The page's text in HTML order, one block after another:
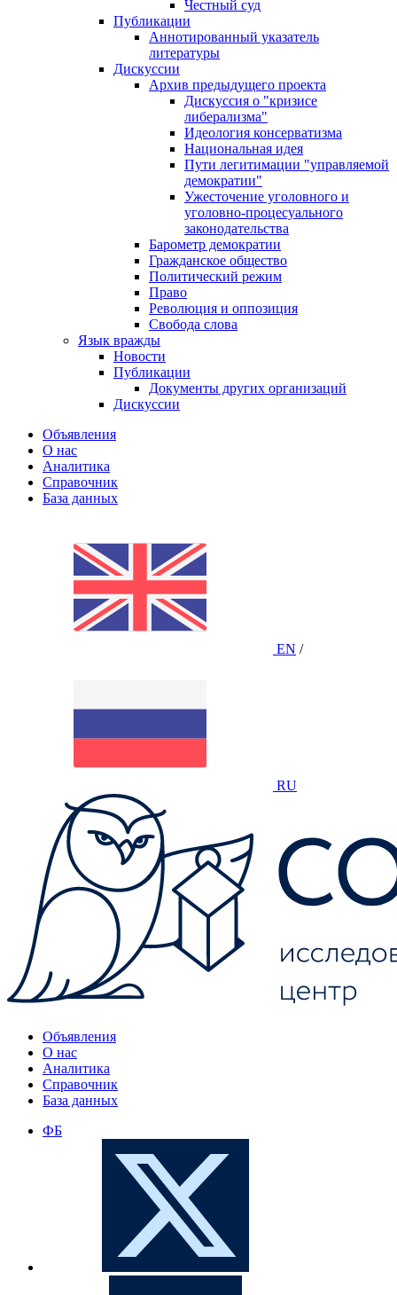
Честный суд
Публикации
Аннотированный указатель
литературы
Дискуссии
Архив предыдущего проекта
Дискуссия о "кризисе
либерализма"
Идеология консерватизма
Национальная идея
Пути легитимации "управляемой
демократии"
Ужесточение уголовного и
уголовно-процесуального
законодательства
Барометр демократии
Гражданское общество
Политический режим
Право
Революция и оппозиция
Свобода слова
Язык вражды
Новости
Публикации
Документы других организаций
Дискуссии
Объявления
О нас
Аналитика
Справочник
База данных
EN /
RU
Объявления
О нас
Аналитика
Справочник
База данных
ФБ